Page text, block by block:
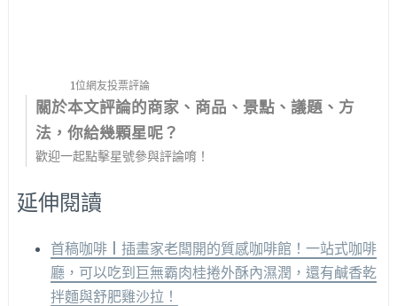
1位網友投票評論
關於本文評論的商家、商品、景點、議題、方
法，你給幾顆星呢？
歡迎一起點擊星號參與評論唷！
延伸閱讀
首稿咖啡 | 插畫家老闆開的質感咖啡館！一站式咖啡
廳，可以吃到巨無霸肉桂捲外酥內濕潤，還有鹹香乾
拌麵與舒肥雞沙拉！